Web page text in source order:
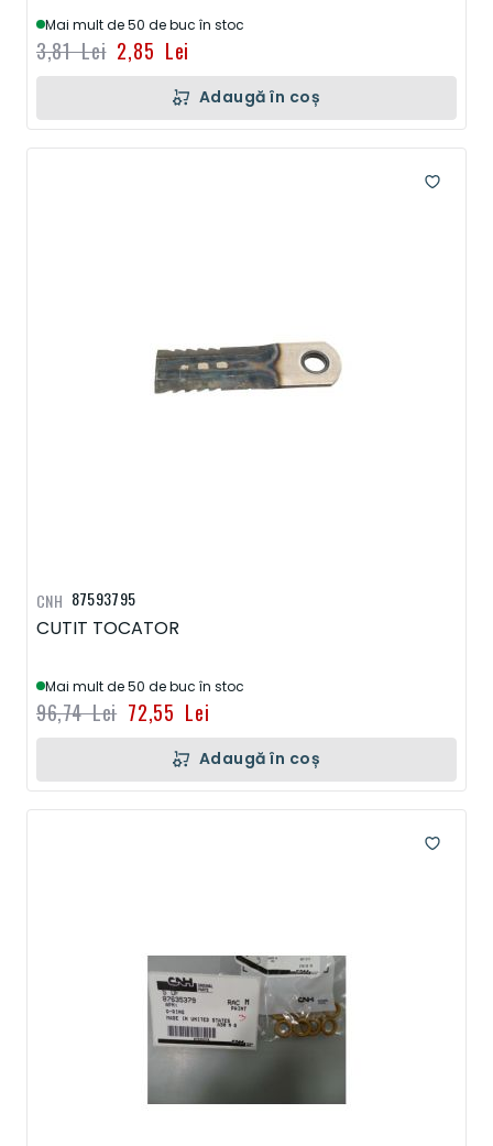
Mai mult de 50 de buc în stoc
2,85 Lei
3,81 Lei
Adaugă în coș
87593795
CUTIT TOCATOR
Mai mult de 50 de buc în stoc
72,55 Lei
96,74 Lei
CNH
Adaugă în coș